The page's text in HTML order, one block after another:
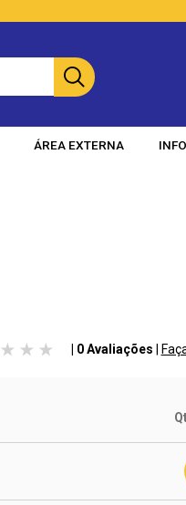
ÁREA EXTERNA
| 0 Avaliações